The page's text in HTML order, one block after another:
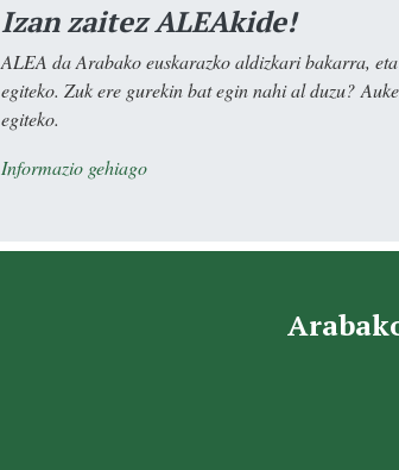
Izan zaitez ALEAkide!
ALEA da Arabako euskarazko aldizkari bakarra,
egiteko. Zuk ere gurekin bat egin nahi al duzu?
egiteko.
Informazio gehiago